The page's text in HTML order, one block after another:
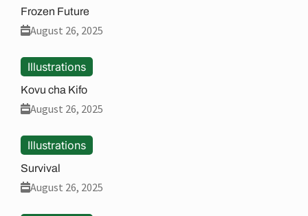
Frozen Future
August 26, 2025
Illustrations
Kovu cha Kifo
August 26, 2025
Illustrations
Survival
August 26, 2025